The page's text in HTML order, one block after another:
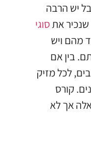
יש הרבה
שנכיר אתסוגי
מהם ויש
בין אם
לכל מזיק
קורס
אך לא